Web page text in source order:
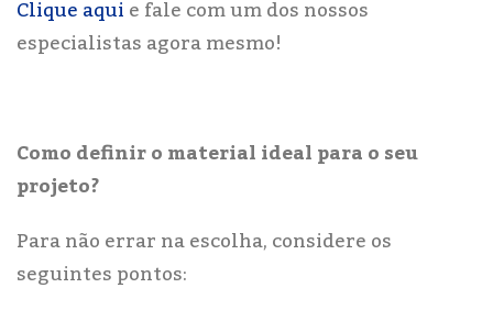
Clique aquie fale com um dos nossos
especialistas agora mesmo!
Como definir o material ideal para o seu
projeto?
Para não errar na escolha, considere os
seguintes pontos: